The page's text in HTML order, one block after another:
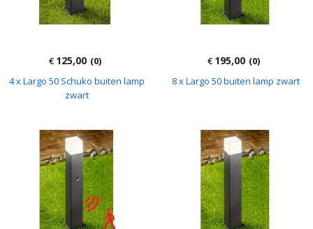
€125,00 (0)
4 x Largo 50 Schuko buiten lamp
zwart
€195,00 (0)
8 x Largo 50 buiten lamp zwart